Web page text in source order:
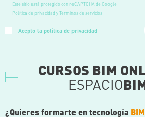
Este sitio está protegido con reCAPTCHA de Google
Política de privacidad y Terminos de servicios
Acepto la política de privacidad
CURSOS BIM
ESPACIO
¿Quieres formarte en tecnología BIM